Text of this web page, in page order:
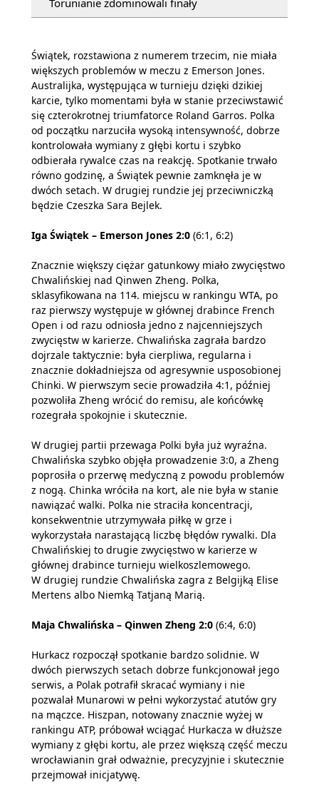
Torunianie zdominowali finały
Świątek, rozstawiona z numerem trzecim, nie miała
większych problemów w meczu z Emerson Jones.
Australijka, występująca w turnieju dzięki dzikiej
karcie, tylko momentami była w stanie przeciwstawić
się czterokrotnej triumfatorce Roland Garros. Polka
od początku narzuciła wysoką intensywność, dobrze
kontrolowała wymiany z głębi kortu i szybko
odbierała rywalce czas na reakcję. Spotkanie trwało
równo godzinę, a Świątek pewnie zamknęła je w
dwóch setach. W drugiej rundzie jej przeciwniczką
będzie Czeszka Sara Bejlek.
Iga Świątek – Emerson Jones 2:0 (6:1, 6:2)
Znacznie większy ciężar gatunkowy miało zwycięstwo
Chwalińskiej nad Qinwen Zheng. Polka,
sklasyfikowana na 114. miejscu w rankingu WTA, po
raz pierwszy występuje w głównej drabince French
Open i od razu odniosła jedno z najcenniejszych
zwycięstw w karierze. Chwalińska zagrała bardzo
dojrzale taktycznie: była cierpliwa, regularna i
znacznie dokładniejsza od agresywnie usposobionej
Chinki. W pierwszym secie prowadziła 4:1, później
pozwoliła Zheng wrócić do remisu, ale końcówkę
rozegrała spokojnie i skutecznie.
W drugiej partii przewaga Polki była już wyraźna.
Chwalińska szybko objęła prowadzenie 3:0, a Zheng
poprosiła o przerwę medyczną z powodu problemów
z nogą. Chinka wróciła na kort, ale nie była w stanie
nawiązać walki. Polka nie straciła koncentracji,
konsekwentnie utrzymywała piłkę w grze i
wykorzystała narastającą liczbę błędów rywalki. Dla
Chwalińskiej to drugie zwycięstwo w karierze w
głównej drabince turnieju wielkoszlemowego.
W drugiej rundzie Chwalińska zagra z Belgijką Elise
Mertens albo Niemką Tatjaną Marią.
Maja Chwalińska – Qinwen Zheng 2:0 (6:4, 6:0)
Hurkacz rozpoczął spotkanie bardzo solidnie. W
dwóch pierwszych setach dobrze funkcjonował jego
serwis, a Polak potrafił skracać wymiany i nie
pozwalał Munarowi w pełni wykorzystać atutów gry
na mączce. Hiszpan, notowany znacznie wyżej w
rankingu ATP, próbował wciągać Hurkacza w dłuższe
wymiany z głębi kortu, ale przez większą część meczu
wrocławianin grał odważnie, precyzyjnie i skutecznie
przejmował inicjatywę.